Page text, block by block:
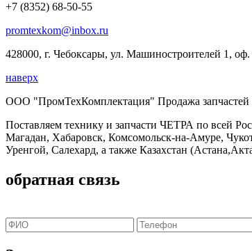
+7 (8352) 68-50-55
promtexkom@inbox.ru
428000, г. Чебоксары, ул. Машиностроителей 1, оф.
наверх
ООО "ПромТехКомплектация" Продажа запчастей
Поставляем технику и запчасти ЧЕТРА по всей
Магадан, Хабаровск, Комсомольск-на-Амуре,
Уренгой, Салехард, а также Казахстан
обратная связь